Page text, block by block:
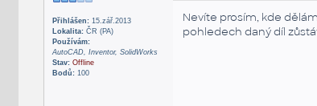
Přihlášen:15.zář.2013
Lokalita:ČR (PA)
Používám:
AutoCAD, Inventor, SolidWorks
Stav: Offline
Bodů:100
Nevíte prosím, kde
pohledech daný díl